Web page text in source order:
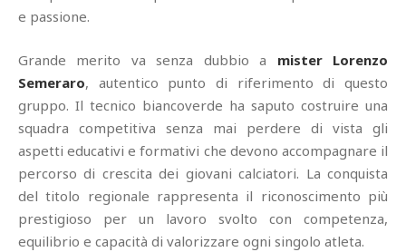
e passione.
Grande merito va senza dubbio a mister Lorenzo
Semeraro, autentico punto di riferimento di questo
gruppo. Il tecnico biancoverde ha saputo costruire una
squadra competitiva senza mai perdere di vista gli
aspetti educativi e formativi che devono accompagnare il
percorso di crescita dei giovani calciatori. La conquista
del titolo regionale rappresenta il riconoscimento più
prestigioso per un lavoro svolto con competenza,
equilibrio e capacità di valorizzare ogni singolo atleta.